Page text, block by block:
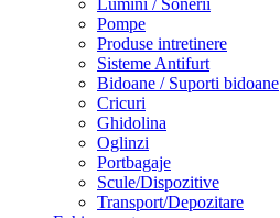
Lumini / Sonerii
Pompe
Produse intretinere
Sisteme Antifurt
Bidoane / Suporti bidoane
Cricuri
Ghidolina
Oglinzi
Portbagaje
Scule/Dispozitive
Transport/Depozitare